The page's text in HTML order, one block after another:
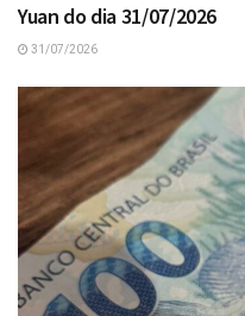
Yuan do dia 31/07/2026
31/07/2026